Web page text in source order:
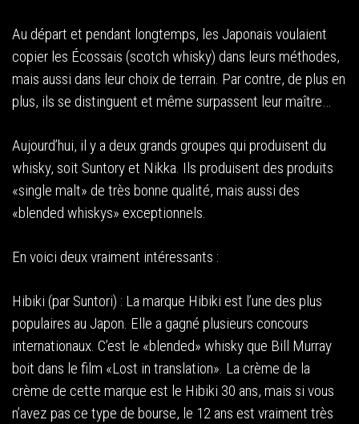
Au départ et pendant longtemps, les Japonais voulaient
copier les Écossais (scotch whisky) dans leurs méthodes,
mais aussi dans leur choix de terrain. Par contre, de plus en
plus, ils se distinguent et même surpassent leur maître…
Aujourd’hui, il y a deux grands groupes qui produisent du
whisky, soit Suntory et Nikka. Ils produisent des produits
«single malt» de très bonne qualité, mais aussi des
«blended whiskys» exceptionnels.
En voici deux vraiment intéressants :
Hibiki (par Suntori) : La marque Hibiki est l’une des plus
populaires au Japon. Elle a gagné plusieurs concours
internationaux. C’est le «blended» whisky que Bill Murray
boit dans le film «Lost in translation». La crème de la
crème de cette marque est le Hibiki 30 ans, mais si vous
n’avez pas ce type de bourse, le 12 ans est vraiment très